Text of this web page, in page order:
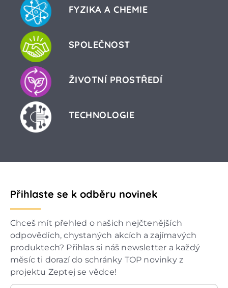
FYZIKA A CHEMIE
SPOLEČNOST
ŽIVOTNÍ PROSTŘEDÍ
TECHNOLOGIE
Přihlaste se k odběru novinek
Chceš mít přehled o našich nejčtenějších
odpovědích, chystaných akcích a zajímavých
produktech? Přihlas si náš newsletter a každý
měsíc ti dorazí do schránky TOP novinky z
projektu Zeptej se vědce!